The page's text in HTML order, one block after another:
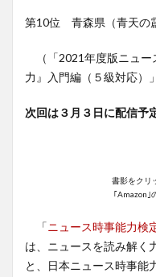
第10位 青森県（青天の
（「2021年度版ニュー
力』入門編（５級対応）
次回は３月３日に配信予
書影をクリ
｢Amazon｣
「ニュース時事能力検
は、ニュースを読み解く
と、日本ニュース時事能